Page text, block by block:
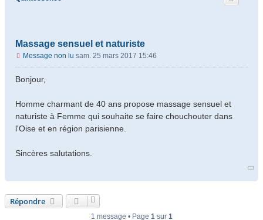
Massage sensuel et naturiste
Message non lu sam. 25 mars 2017 15:46
Bonjour,
Homme charmant de 40 ans propose massage sensuel et
naturiste à Femme qui souhaite se faire chouchouter dans
l'Oise et en région parisienne.
Sincères salutations.
Répondre
1 message • Page 1sur 1